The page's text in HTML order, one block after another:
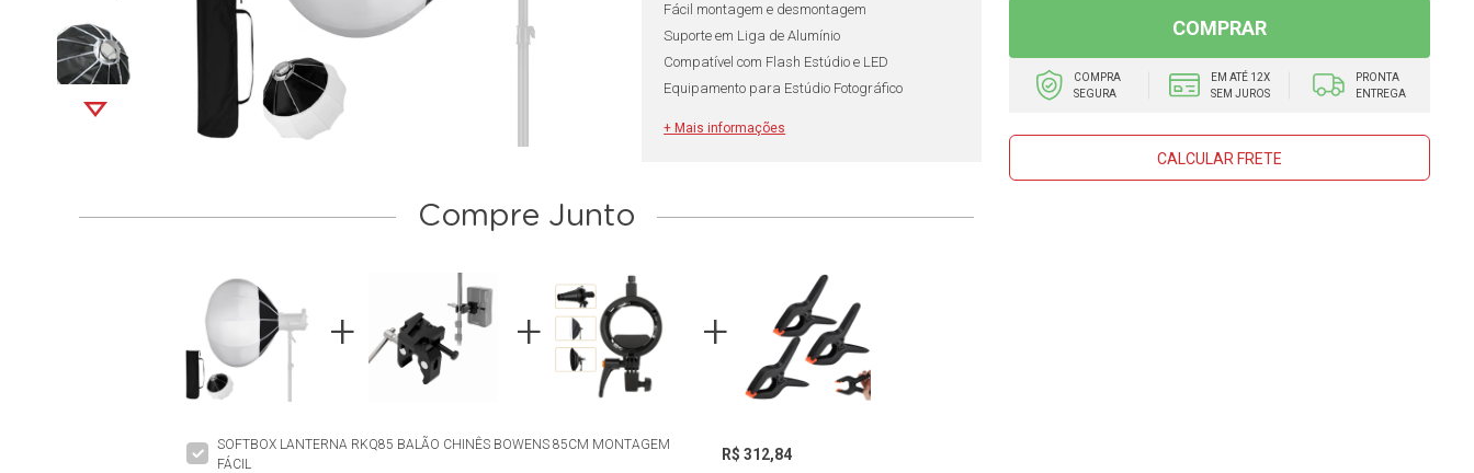
Fácil montagem e desmontagem
Suporte em Liga de Alumínio
Compatível com Flash Estúdio e LED
Equipamento para Estúdio Fotográfico
**Entrega apenas via Transportadora
+ Mais informações
COMPRAR
COMPRA
SEGURA
EM ATÉ 12X
SEM JUROS
PRONTA
ENTREGA
CALCULAR FRETE
Compre Junto
SOFTBOX LANTERNA RKQ85 BALÃO CHINÊS BOWENS 85CM MONTAGEM
FÁCIL
R$ 312,84